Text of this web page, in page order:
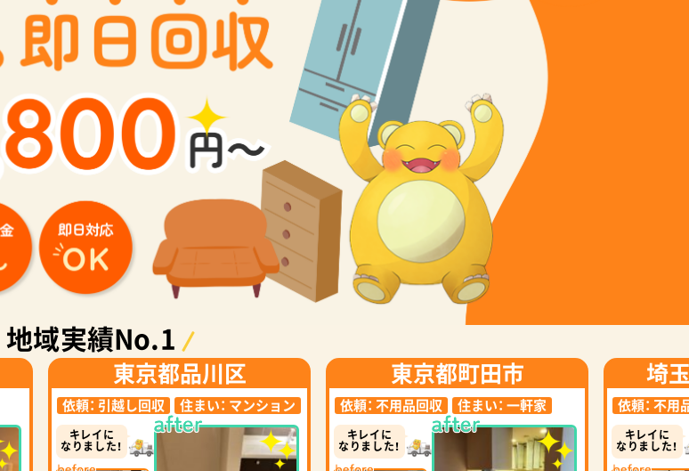
地域実績No.1
東京都品川区
依頼： 引越し回収 住まい： マンション
キレイに
なりました！
東京都町田市
依頼： 不用品回収 住まい： 一軒家
キレイに
なりました！
埼
依頼： 不用
キレイに
なりました！